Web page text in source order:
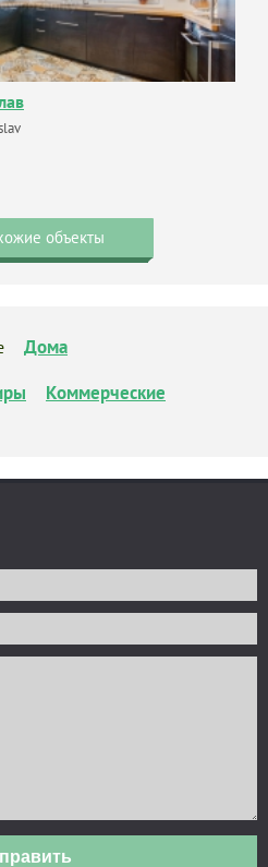
объекты
Дома
Коммерческие